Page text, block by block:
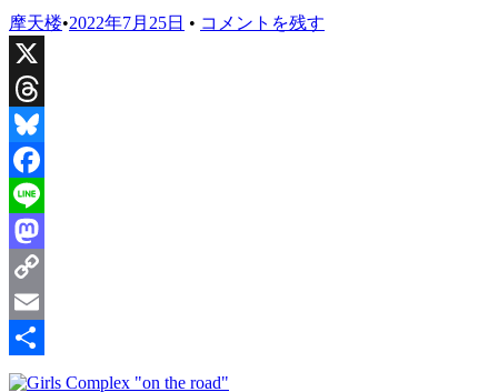
摩天楼•2022年7月25日 • コメントを残す
X
Threads
Bluesky
Facebook
Line
Mastodon
Copy
Link
Email
共